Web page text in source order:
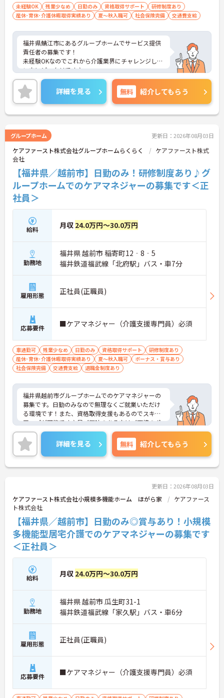
未経験OK 残業少なめ 日勤のみ 資格取得サポート
研修制度あり
産休･育休･介護休暇取得実績あり
夏～秋入職可 社会保険完備 交通費支給
福井県鯖江市にあるグループホームでサービス提供
責任者の募集です！
未経験OKなのでこれから介護業界にチャレンジした
い方にピッタリです♪
休暇も充実しているので安心して働きやすい環境が
整っています！
ご興味ある方は面接ポイントをお伝えしますので、
お気軽にご連絡ください。
詳細を見る 無料 紹介してもらう
グループホーム 更新日：2026年08月03日
ケアファースト株式会社グループホームらくらく
ケアファースト株式
会社
【福井県／越前市】日勤のみ！研修制度あり♪グ
ループホームでのケアマネジャーの募集です＜正
社員＞
給料 月収 24.0万円～30.0万円
勤務地
福井県 越前市 稲寄町12‐8‐5
福井鉄道福武線「北府駅」バス・車7分
雇用形態 正社員(正職員)
応募要件 ■ケアマネジャー（介護支援専門員）必須
車通勤可 残業少なめ 日勤のみ 資格取得サポート
研修制度あり
産休･育休･介護休暇取得実績あり
夏～秋入職可
ボーナス・賞与あり
社会保険完備
交通費支給 退職金制度あり
福井県越前市グループホームでのケアマネジャーの
募集です。日勤のみなので無理なくご就業いただけ
る環境です！また、資格取得支援もあるのでスキル
アップが可能です♪昇ご興味のある方はご面接のポ
イントお伝えしますのでご気軽にお問い合わせくだ
さい。
詳細を見る 無料 紹介してもらう
更新日：2026年08月03日
ケアファースト株式会社小規模多機能ホーム ほがら家
ケアファース
ト株式会社
【福井県／越前市】日勤のみ◎賞与あり！小規模
多機能型居宅介護でのケアマネジャーの募集です
＜正社員＞
給料 月収 24.0万円～30.0万円
勤務地
福井県 越前市 瓜生町31-1
福井鉄道福武線「家久駅」バス・車6分
雇用形態 正社員(正職員)
応募要件 ■ケアマネジャー（介護支援専門員）必須